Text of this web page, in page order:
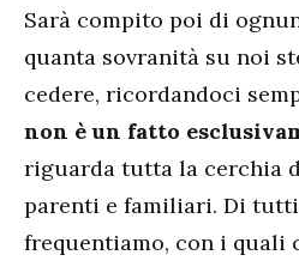
Sarà compito poi di
quanta sovranità su noi
cedere, ricordandoci
non è un fatto
riguarda tutta la cerchia
parenti e familiari. Di
frequentiamo, con i quali